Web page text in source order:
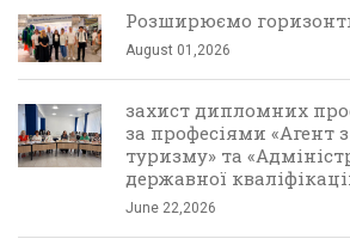
Розширюємо
August 01,2026
захист дипломних
за професіями «Агент з
туризму» та
державної
June 22,2026